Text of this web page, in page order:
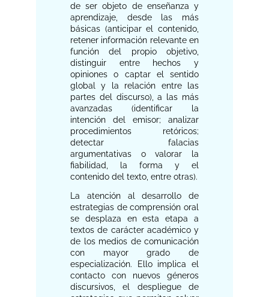
de ser objeto de enseñanza y
aprendizaje, desde las más
básicas (anticipar el contenido,
retener información relevante en
función del propio objetivo,
distinguir entre hechos y
opiniones o captar el sentido
global y la relación entre las
partes del discurso), a las más
avanzadas (identificar la
intención del emisor; analizar
procedimientos retóricos;
detectar falacias
argumentativas o valorar la
fiabilidad, la forma y el
contenido del texto, entre otras).
La atención al desarrollo de
estrategias de comprensión oral
se desplaza en esta etapa a
textos de carácter académico y
de los medios de comunicación
con mayor grado de
especialización. Ello implica el
contacto con nuevos géneros
discursivos, el despliegue de